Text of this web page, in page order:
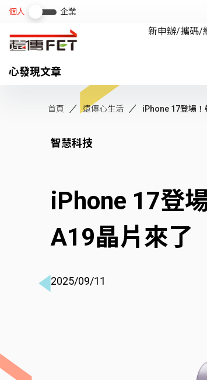
心發現文章
首頁 遠傳心生活 iPhone 17登場
智慧科技
iPhone 17登
A19晶片來了
2025/09/11